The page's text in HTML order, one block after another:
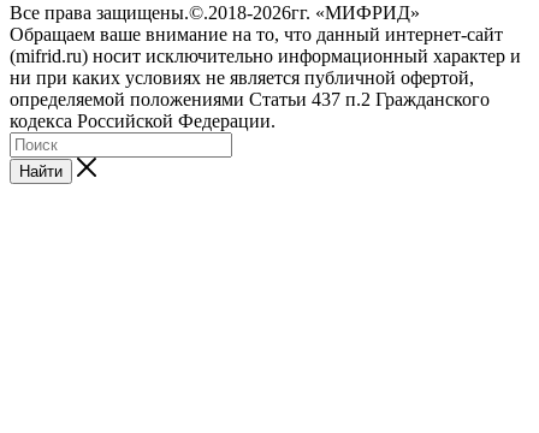
Все права защищены.©.2018-2026гг. «МИФРИД»
Обращаем ваше внимание на то, что данный интернет-сайт
(mifrid.ru) носит исключительно информационный характер и
ни при каких условиях не является публичной офертой,
определяемой положениями Статьи 437 п.2 Гражданского
кодекса Российской Федерации.
Найти